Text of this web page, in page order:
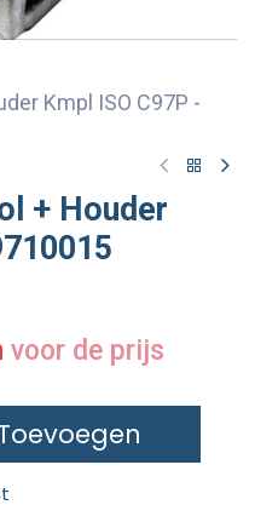
Kmpl ISO C97P -
+ Houder
voor de prijs